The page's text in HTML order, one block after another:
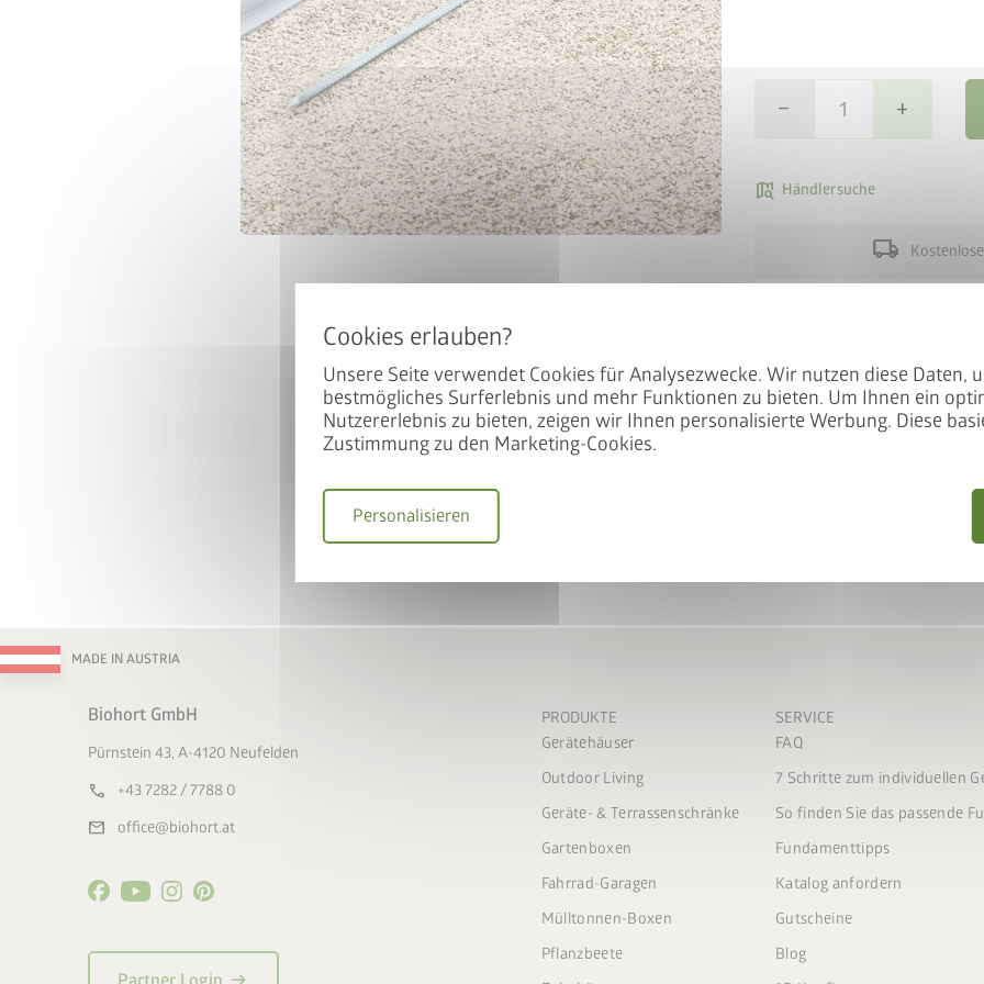
Unsere Seite verwendet Cookies für Analysezwecke. Wir nutzen diese Daten,
bestmögliches Surferlebnis und mehr Funktionen zu bieten. Um Ihnen ein
Nutzererlebnis zu bieten, zeigen wir Ihnen personalisierte Werbung. Diese
Zustimmung zu den Marketing-Cookies.
Personalisieren
remove add
map_search Händlersuche
local_shipping
Punktfundaments oder der
notwendig. Kann
MADE IN AUSTRIA
Biohort GmbH
Pürnstein 43, A-4120 Neufelden
call +43 7282 / 7788 0
mail office@biohort.at
PRODUKTE
Gerätehäuser
Outdoor Living
Geräte- & Terrassenschränke
Gartenboxen
Fahrrad-Garagen
Mülltonnen-Boxen
Pflanzbeete
SERVICE
FAQ
7 Schritte zum individuellen
So finden Sie das passende
Fundamenttipps
Katalog anfordern
Gutscheine
Blog
50% auf den BikeLift
Hoch mit dem Bike. Runter mit dem Preis: Der BikeLift
ist beim Kauf eines passenden Biohort Gerätehauses
zum halben Preis erhältlich.
So nutzen Sie unser Angebot
Gerätehaus und BikeLift gemeinsam in den
GutscheincodeBIKELIFT50einlösen